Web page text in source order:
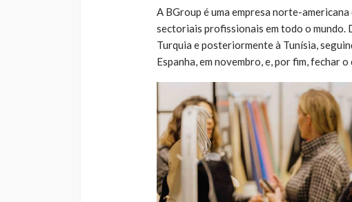
A BGroup é uma empresa norte-
sectoriais profissionais em todo o
Turquia e posteriormente à Tunísia,
Espanha, em novembro, e, por fim, fechar